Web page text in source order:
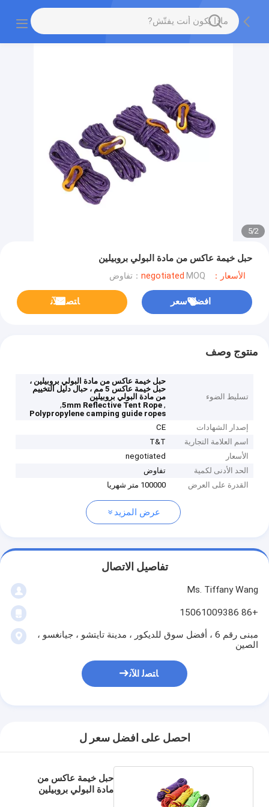
2
/
5
حبل خيمة عاكس من مادة البولي بروبيلين
الأسعار：negotiated MOQ：تفاوض
افضل سعر ﺎﺘﺼﻟ ﺍﻶﻧ
منتوج وصف
تسليط الضوء
حبل خيمة عاكس من مادة البولي بروبيلين ،
حبل خيمة عاكس 5 مم ، حبال دليل التخييم
من مادة البولي بروبيلين
,
5mm Reflective Tent Rope
,
Polypropylene camping guide ropes
إصدار الشهادات
CE
اسم العلامة التجارية
T&T
الأسعار
negotiated
الحد الأدنى لكمية
تفاوض
القدرة على العرض
100000 متر شهريا
عرض المزيد
تفاصيل الاتصال
Ms. Tiffany Wang
+86 15061009386
مبنى رقم 6 ، أفضل سوق للديكور ، مدينة تايتشو ، جيانغسو ،
الصين
ﺎﺘﺼﻟ ﺍﻶﻧ
احصل على افضل سعر ل
حبل خيمة عاكس من
مادة البولي بروبيلين